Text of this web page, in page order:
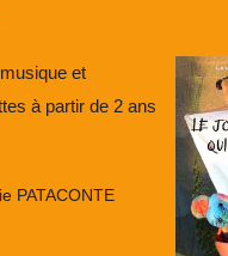
et
à partir de 2 ans
PATACONTE